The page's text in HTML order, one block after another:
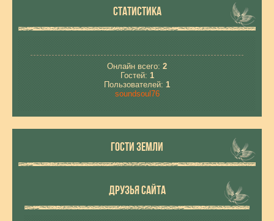
СТАТИСТИКА
Онлайн всего: 2
Гостей: 1
Пользователей: 1
soundsoul76
ГОСТИ ЗЕМЛИ
ДРУЗЬЯ САЙТА